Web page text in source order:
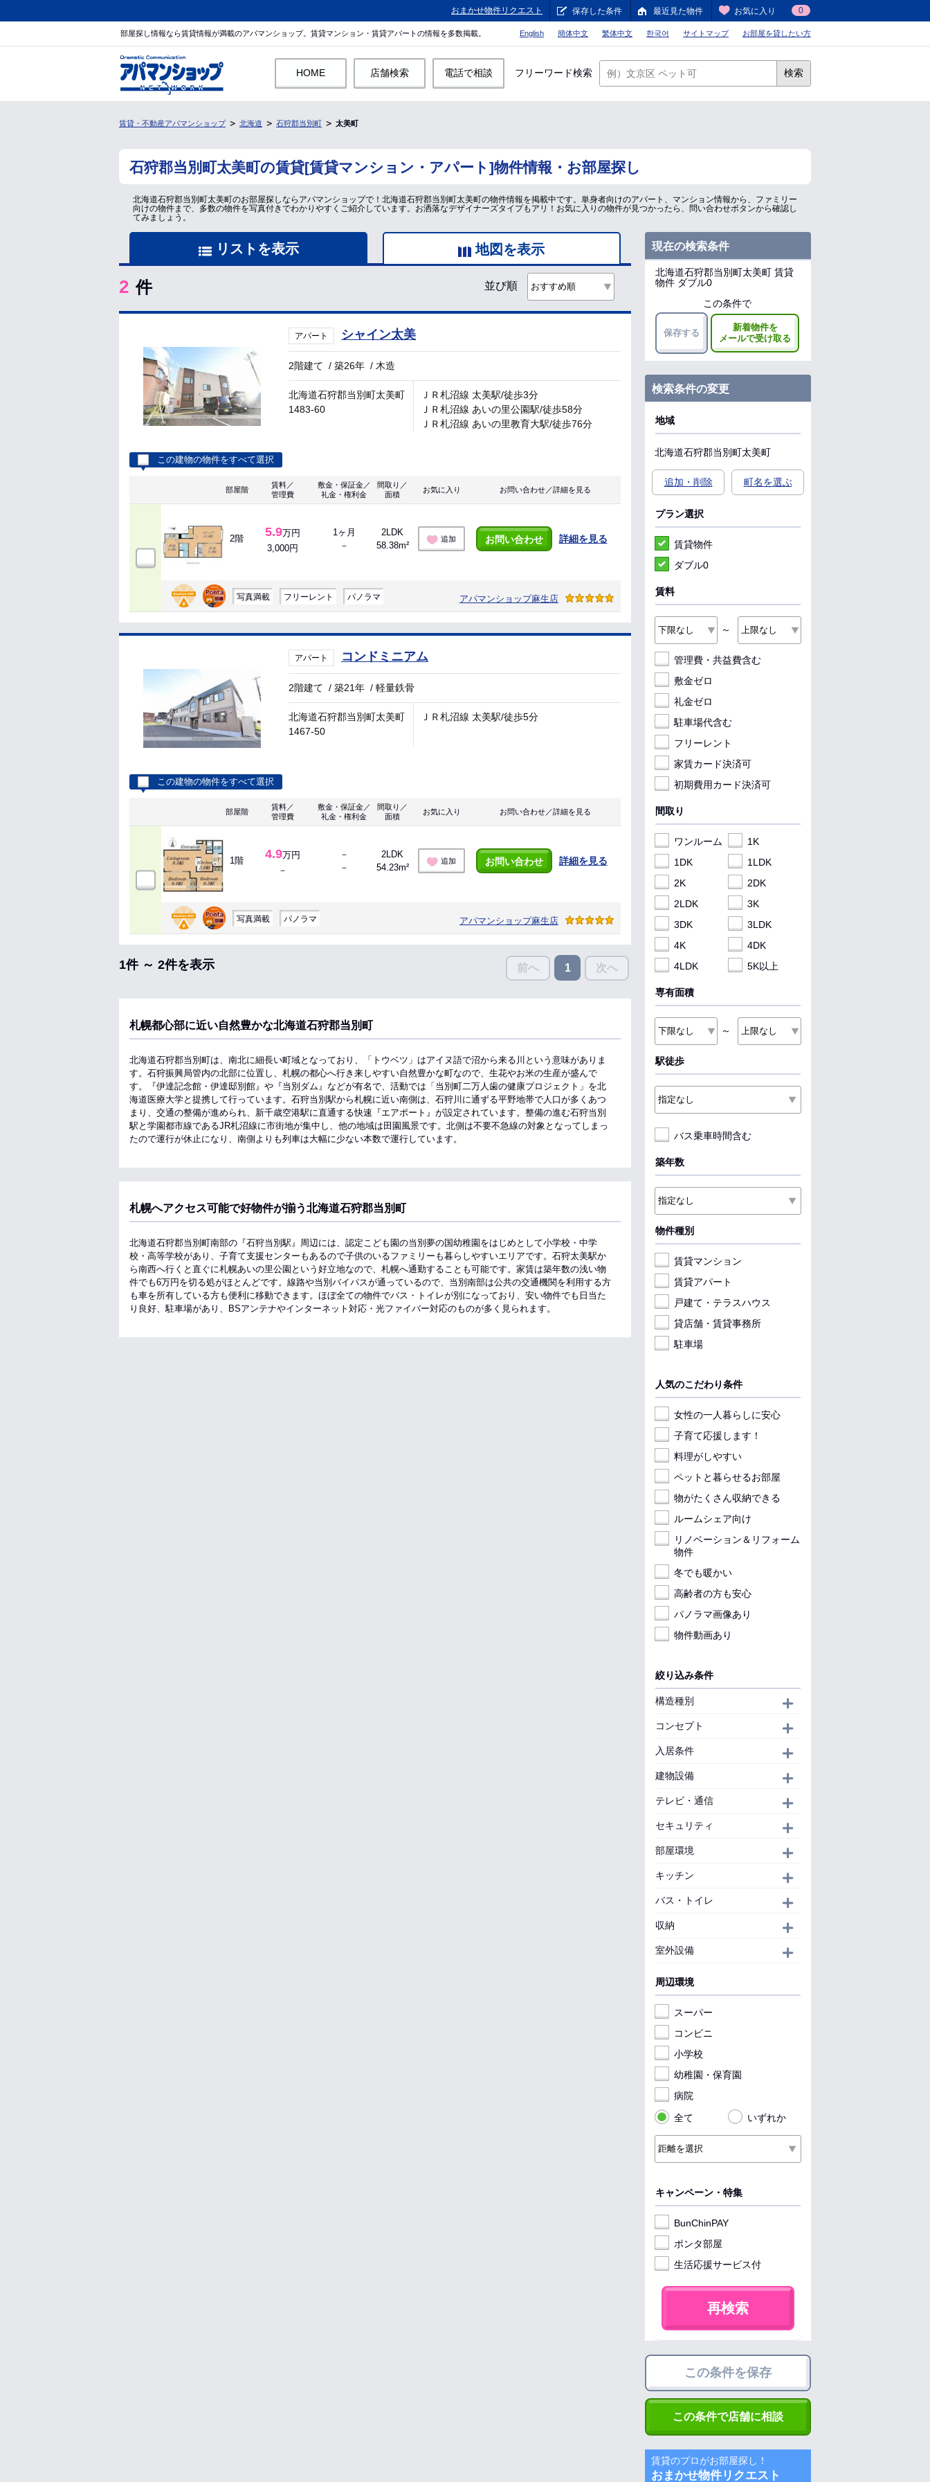
おまかせ物件リクエスト 保存した条件 最近見た物件 お気に入り 0
部屋探し情報なら賃貸情報が満載のアパマンショップ。賃貸マンション・賃貸アパートの情報を多数掲載。 English 簡体中文 繁体中文 한국어 サイトマップ お部屋を貸したい方
HOME 店舗検索 電話で相談 フリーワード検索 検索
賃貸・不動産アパマンショップ 北海道 石狩郡当別町 太美町
石狩郡当別町太美町の賃貸[賃貸マンション・アパート]物件情報・お部屋探し
北海道石狩郡当別町太美町のお部屋探しならアパマンショップで！北海道石狩郡当別町太美町の物件情報を掲載中です。単身者向けのアパート、マンション情報から、ファミリー
向けの物件まで、多数の物件を写真付きでわかりやすくご紹介しています。お洒落なデザイナーズタイプもアリ！お気に入りの物件が見つかったら、問い合わせボタンから確認し
てみましょう。
リストを表示 地図を表示
2 件 並び順
アパート シャイン太美
2階建て /築26年 / 木造
北海道石狩郡当別町太美町
1483-60
ＪＲ札沼線 太美駅/徒歩3分
ＪＲ札沼線 あいの里公園駅/徒歩58分
ＪＲ札沼線 あいの里教育大駅/徒歩76分
この建物の物件をすべて選択
部屋階
賃料／
管理費
敷金・保証金／
礼金・権利金
間取り／
面積
お気に入り お問い合わせ／詳細を見る
2階 5.9万円
3,000円
1ヶ月
－
2LDK
58.38m²
追加 お問い合わせ 詳細を見る
写真満載 フリーレント パノラマ アパマンショップ麻生店
アパート コンドミニアム
2階建て /築21年 /軽量鉄骨
北海道石狩郡当別町太美町
1467-50
ＪＲ札沼線 太美駅/徒歩5分
この建物の物件をすべて選択
部屋階
賃料／
管理費
敷金・保証金／
礼金・権利金
間取り／
面積
お気に入り お問い合わせ／詳細を見る
1階 4.9万円
－
－
－
2LDK
54.23m²
追加 お問い合わせ 詳細を見る
写真満載 パノラマ アパマンショップ麻生店
1件 ～ 2件を表示 前へ 1 次へ
札幌都心部に近い自然豊かな北海道石狩郡当別町
北海道石狩郡当別町は、南北に細長い町域となっており、「トウベツ」はアイヌ語で沼から来る川という意味がありま
す。石狩振興局管内の北部に位置し、札幌の都心へ行き来しやすい自然豊かな町なので、生花やお米の生産が盛んで
す。『伊達記念館・伊達邸別館』や『当別ダム』などが有名で、活動では「当別町二万人歯の健康プロジェクト」を北
海道医療大学と提携して行っています。石狩当別駅から札幌に近い南側は、石狩川に通ずる平野地帯で人口が多くあつ
まり、交通の整備が進められ、新千歳空港駅に直通する快速『エアポート』が設定されています。整備の進む石狩当別
駅と学園都市線であるJR札沼線に市街地が集中し、他の地域は田園風景です。北側は不要不急線の対象となってしまっ
たので運行が休止になり、南側よりも列車は大幅に少ない本数で運行しています。
札幌へアクセス可能で好物件が揃う北海道石狩郡当別町
北海道石狩郡当別町南部の『石狩当別駅』周辺には、認定こども園の当別夢の国幼稚園をはじめとして小学校・中学
校・高等学校があり、子育て支援センターもあるので子供のいるファミリーも暮らしやすいエリアです。石狩太美駅か
ら南西へ行くと直ぐに札幌あいの里公園という好立地なので、札幌へ通勤することも可能です。家賃は築年数の浅い物
件でも6万円を切る処がほとんどです。線路や当別バイパスが通っているので、当別南部は公共の交通機関を利用する方
も車を所有している方も便利に移動できます。ほぼ全ての物件でバス・トイレが別になっており、安い物件でも日当た
り良好、駐車場があり、BSアンテナやインターネット対応・光ファイバー対応のものが多く見られます。
現在の検索条件
北海道石狩郡当別町太美町 賃貸
物件 ダブル0
この条件で
保存する
新着物件を
メールで受け取る
検索条件の変更
地域
北海道石狩郡当別町太美町
追加・削除 町名を選ぶ
プラン選択
賃貸物件
ダブル0
賃料
～
管理費・共益費含む
敷金ゼロ
礼金ゼロ
駐車場代含む
フリーレント
家賃カード決済可
初期費用カード決済可
間取り
ワンルーム
1K
1DK
1LDK
2K
2DK
2LDK
3K
3DK
3LDK
4K
4DK
4LDK
5K以上
専有面積
～
駅徒歩
バス乗車時間含む
築年数
物件種別
賃貸マンション
賃貸アパート
戸建て・テラスハウス
貸店舗・賃貸事務所
駐車場
人気のこだわり条件
女性の一人暮らしに安心
子育て応援します！
料理がしやすい
ペットと暮らせるお部屋
物がたくさん収納できる
ルームシェア向け
リノベーション＆リフォーム
物件
冬でも暖かい
高齢者の方も安心
パノラマ画像あり
物件動画あり
絞り込み条件
構造種別
コンセプト
入居条件
建物設備
テレビ・通信
セキュリティ
部屋環境
キッチン
バス・トイレ
収納
室外設備
周辺環境
スーパー
コンビニ
小学校
幼稚園・保育園
病院
全て
いずれか
キャンペーン・特集
BunChinPAY
ポンタ部屋
生活応援サービス付
再検索
この条件を保存
この条件で店舗に相談
賃貸のプロがお部屋探し！
おまかせ物件リクエスト